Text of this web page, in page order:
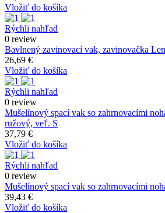
Vložiť do košíka
Rýchli nahľad
0 review
Bavlnený zavinovací vak, zavinovačka
26,69 €
Vložiť do košíka
Rýchli nahľad
0 review
Mušelínový spací vak so zahrnovacími
ružový, veľ. S
37,79 €
Vložiť do košíka
Rýchli nahľad
0 review
Mušelínový spací vak so zahrnovacími
39,43 €
Vložiť do košíka